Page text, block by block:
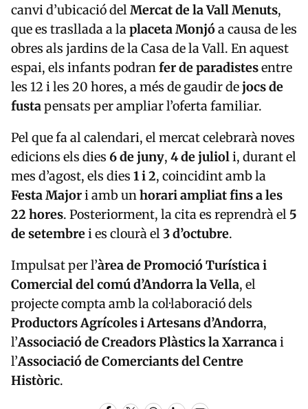
canvi d’ubicació delMercat de la Vall Menuts,
que es trasllada a laplaceta Monjóa causa de les
obres als jardins de la Casa de la Vall. En aquest
espai, els infants podranfer de paradistesentre
les 12 i les 20 hores, a més de gaudir dejocs de
fustapensats per ampliar l’oferta familiar.
Pel que fa al calendari, el mercat celebrarà noves
edicions els dies 6 de juny, 4 de julioli, durant el
mes d’agost, els dies 1 i 2, coincidint amb la
Festa Majori amb unhorari ampliat fins a les
22 hores. Posteriorment, la cita es reprendrà el 5
de setembrei es clourà el3 d’octubre.
Impulsat per l’àrea de Promoció Turística i
Comercial del comú d’Andorra la Vella, el
projecte compta amb la col·laboració dels
Productors Agrícoles i Artesans d’Andorra,
l’Associació de Creadors Plàstics la Xarrancai
l’Associació de Comerciants del Centre
Històric.